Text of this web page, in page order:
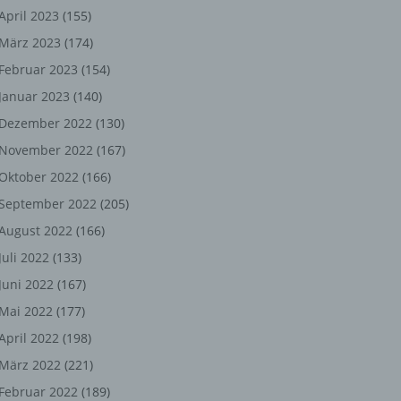
2023 (155)
März 2023 (174)
Februar 2023 (154)
Januar 2023 (140)
Dezember 2022 (130)
November 2022 (167)
Oktober 2022 (166)
September 2022 (205)
2022 (166)
Juli 2022 (133)
Juni 2022 (167)
Mai 2022 (177)
2022 (198)
März 2022 (221)
Februar 2022 (189)
oder